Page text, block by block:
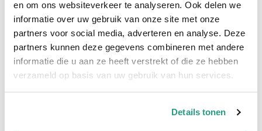
en om ons websiteverkeer te analyseren. Ook delen we
informatie over uw gebruik van onze site met onze
partners voor social media, adverteren en analyse. Deze
partners kunnen deze gegevens combineren met andere
informatie die u aan ze heeft verstrekt of die ze hebben
verzameld op basis van uw gebruik van hun services.
Details tonen
Snel naar
Meer informatie
Meer informatie
Binnendiameter 76mm